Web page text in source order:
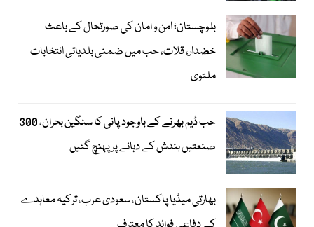
بلوچستان؛ امن و امان کی صورتحال کے باعث
خضدار، قلات، حب میں ضمنی بلدیاتی انتخابات
ملتوی
حب ڈیم بھرنے کے باوجود پانی کا سنگین بحران، 300
صنعتیں بندش کے دہانے پر پہنچ گئیں
بھارتی میڈیا پاکستان، سعودی عرب، ترکیہ معاہدے